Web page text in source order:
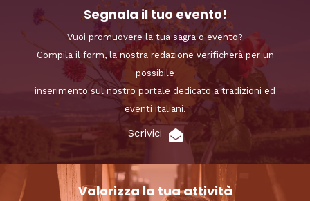
Segnala il tuo evento!
Vuoi promuovere la tua sagra o evento?
Compila il form, la nostra redazione verificherà per un
possibile
inserimento sul nostro portale dedicato a tradizioni ed
eventi italiani.
Scrivici
Valorizza la tua attività